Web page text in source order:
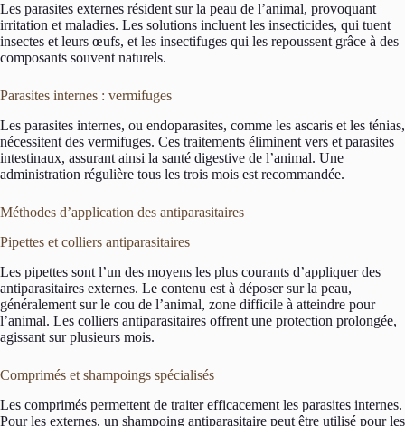
Les parasites externes résident sur la peau de l’animal, provoquant
irritation et maladies. Les solutions incluent les insecticides, qui tuent
insectes et leurs œufs, et les insectifuges qui les repoussent grâce à des
composants souvent naturels.
Parasites internes : vermifuges
Les parasites internes, ou endoparasites, comme les ascaris et les ténias,
nécessitent des vermifuges. Ces traitements éliminent vers et parasites
intestinaux, assurant ainsi la santé digestive de l’animal. Une
administration régulière tous les trois mois est recommandée.
Méthodes d’application des antiparasitaires
Pipettes et colliers antiparasitaires
Les pipettes sont l’un des moyens les plus courants d’appliquer des
antiparasitaires externes. Le contenu est à déposer sur la peau,
généralement sur le cou de l’animal, zone difficile à atteindre pour
l’animal. Les colliers antiparasitaires offrent une protection prolongée,
agissant sur plusieurs mois.
Comprimés et shampoings spécialisés
Les comprimés permettent de traiter efficacement les parasites internes.
Pour les externes, un shampoing antiparasitaire peut être utilisé pour les